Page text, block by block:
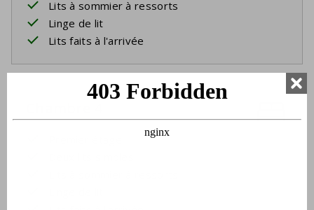
Lits à sommier à ressorts
Linge de lit
Lits faits à l'arrivée